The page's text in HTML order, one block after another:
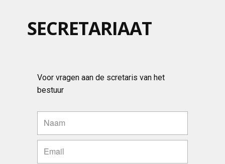
SECRETARIAAT
Voor vragen aan de scretaris van het
bestuur